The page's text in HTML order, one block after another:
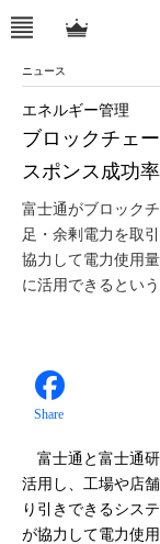
ニュース
ブロックチェ
スポンス成功
エネルギー管理
富士通がブロック
足・余剰電力を取
協力して電力使用
に活用できるという
Share
富士通と富士通研
活用し、工場や店
り引きできるシス
が協力して電力使